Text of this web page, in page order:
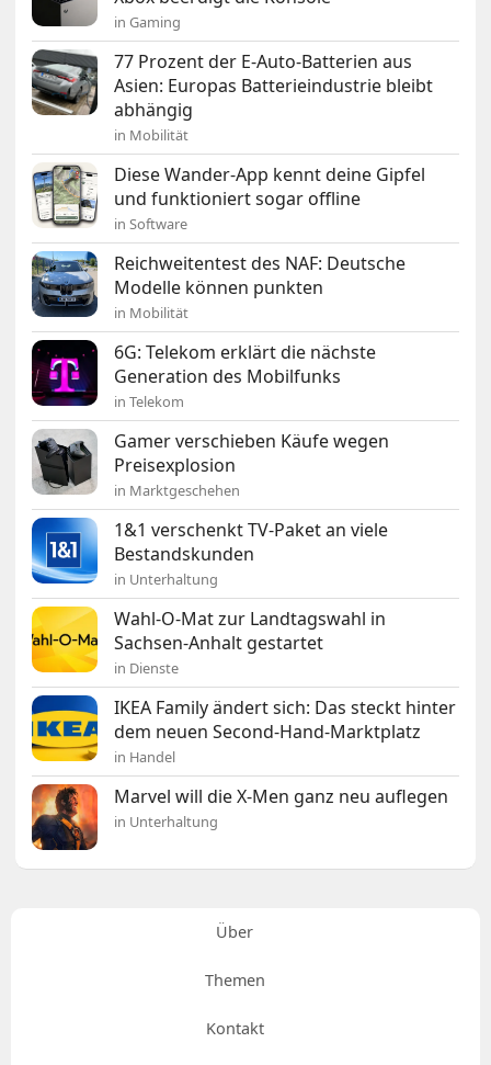
in Gaming
77 Prozent der E-Auto-Batterien aus
Asien: Europas Batterieindustrie bleibt
abhängig
in Mobilität
Diese Wander-App kennt deine Gipfel
und funktioniert sogar offline
in Software
Reichweitentest des NAF: Deutsche
Modelle können punkten
in Mobilität
6G: Telekom erklärt die nächste
Generation des Mobilfunks
in Telekom
Gamer verschieben Käufe wegen
Preisexplosion
in Marktgeschehen
1&1 verschenkt TV-Paket an viele
Bestandskunden
in Unterhaltung
Wahl-O-Mat zur Landtagswahl in
Sachsen-Anhalt gestartet
in Dienste
IKEA Family ändert sich: Das steckt hinter
dem neuen Second-Hand-Marktplatz
in Handel
Marvel will die X-Men ganz neu auflegen
in Unterhaltung
Über
Themen
Kontakt